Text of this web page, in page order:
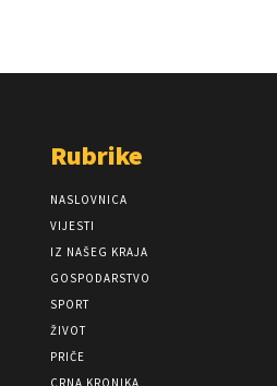
Rubrike
NASLOVNICA
VIJESTI
IZ NAŠEG KRAJA
GOSPODARSTVO
SPORT
ŽIVOT
PRIČE
CRNA KRONIKA